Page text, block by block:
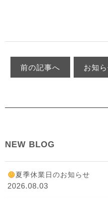
前の記事へ お知
NEW BLOG
夏季休業日のお知らせ
2026.08.03